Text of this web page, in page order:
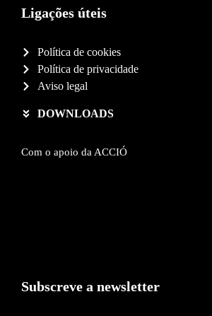
Ligações úteis
Política de cookies
Política de privacidade
Aviso legal
DOWNLOADS
Com o apoio da ACCIÓ
Subscreve a newsletter